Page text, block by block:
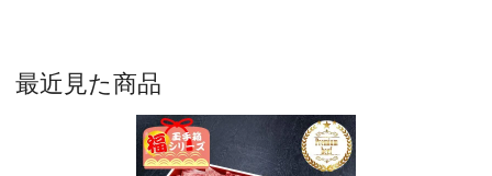
最近見た商品